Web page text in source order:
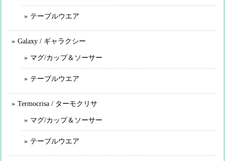
テーブルウエア
Galaxy / ギャラクシー
マグ/カップ＆ソーサー
テーブルウエア
Termocrisa / ターモクリサ
マグ/カップ＆ソーサー
テーブルウエア